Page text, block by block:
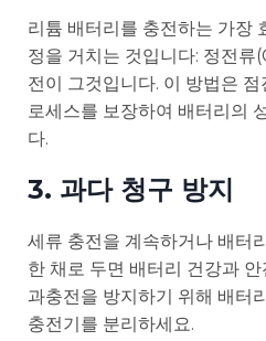
리튬 배터리를 충전하는 가장
정을 거치는 것입니다: 정전류
전이 그것입니다. 이 방법은
로세스를 보장하여 배터리의
다.
3. 과다 청구 방지
세류 충전을 계속하거나 배터
한 채로 두면 배터리 건강과
과충전을 방지하기 위해 배터
충전기를 분리하세요.